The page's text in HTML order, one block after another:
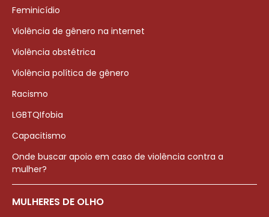
Feminicídio
Violência de gênero na internet
Violência obstétrica
Violência política de gênero
Racismo
LGBTQIfobia
Capacitismo
Onde buscar apoio em caso de violência contra a
mulher?
MULHERES DE OLHO